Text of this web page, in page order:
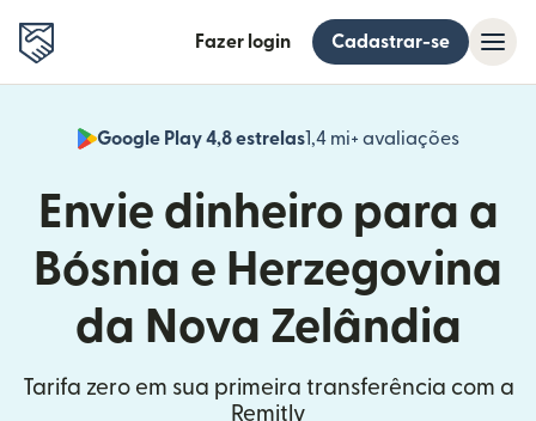
Fazer login Cadastrar-se
Google Play 4,8 estrelas1,4 mi+ avaliações
(abre
Envie dinheiro para a
Bósnia e Herzegovina
da Nova Zelândia
Tarifa zero em sua primeira transferência com a
Remitly